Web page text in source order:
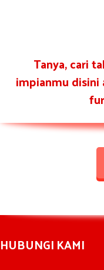
Tanya, cari
impianmu disini
HUBUNGI KAMI